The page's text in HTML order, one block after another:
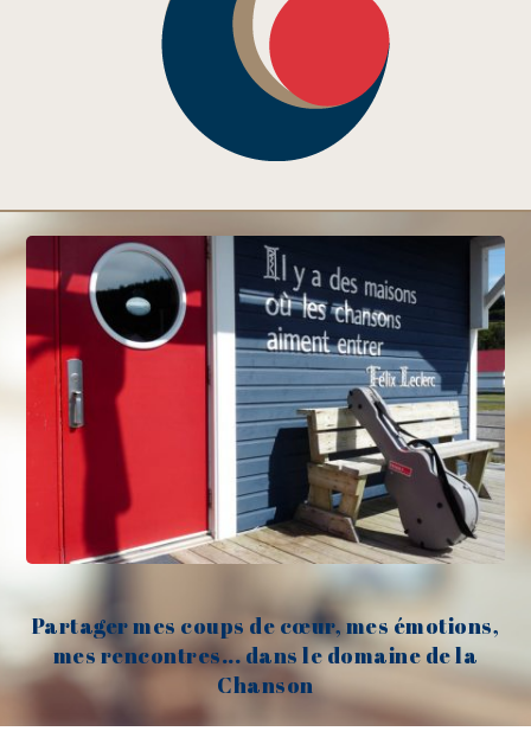
Partager mes coups de cœur, mes émotions,
mes rencontres... dans le domaine de la
Chanson